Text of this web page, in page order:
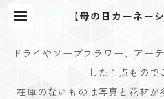
【母の日カーネー
ドライやソープフラワー、アー
した１点もので
在庫のないものは写真と花材が